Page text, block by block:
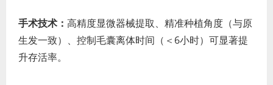
手术技术： 高精度显微器械提取、精准种植角度（与原
生发一致）、控制毛囊离体时间（＜6小时）可显著提
升存活率。